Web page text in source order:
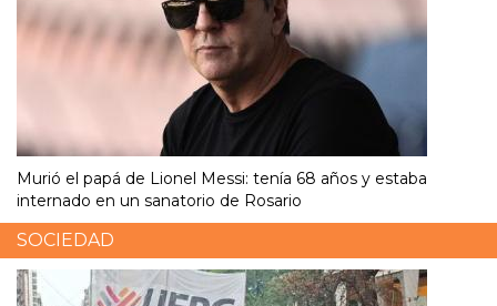
Murió el papá de Lionel Messi: tenía 68 años y estaba
internado en un sanatorio de Rosario
SOCIEDAD